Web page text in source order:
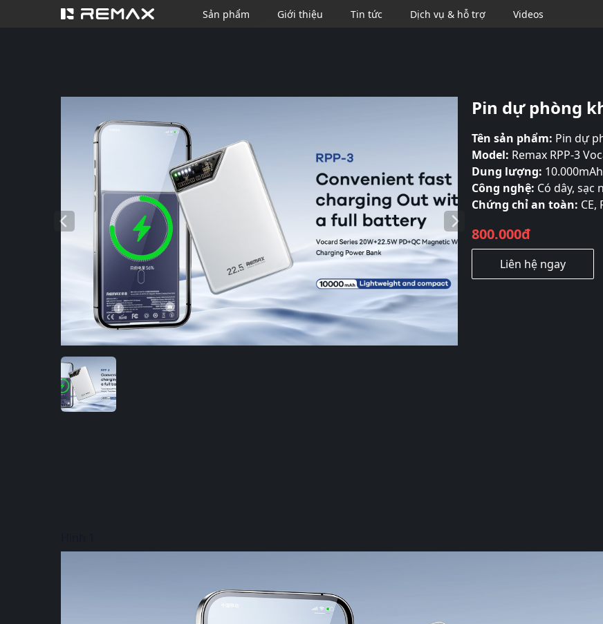
Sản phẩm Giới thiệu Tin tức Dịch vụ & hỗ trợ
Videos
Pin dự phòng
Tên sản phẩm: Pin dự
Model: Remax RPP-3
Dung lượng: 10.000mAh
Công nghệ: Có dây, sạc
Chứng chỉ an toàn: CE,
800.000đ
Liên hệ ngay